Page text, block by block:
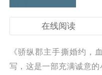
在线阅读
《骄纵郡主手撕婚约，
写，这是一部充满诚意